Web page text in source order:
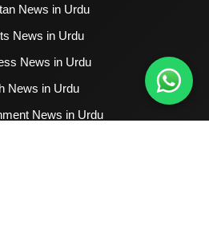
News in Urdu
News in Urdu
News in Urdu
News in Urdu
News in Urdu